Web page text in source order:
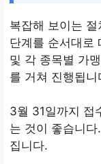
복잡해 보이는
단계를 순서대로
및 각 종목별 가
를 거쳐 진행됩니
3월 31일까지 접
는 것이 좋습니
집니다.